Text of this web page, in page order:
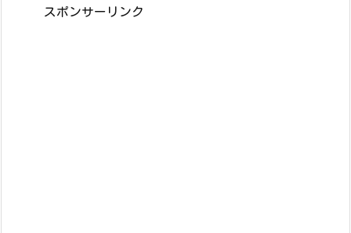
スポンサーリンク